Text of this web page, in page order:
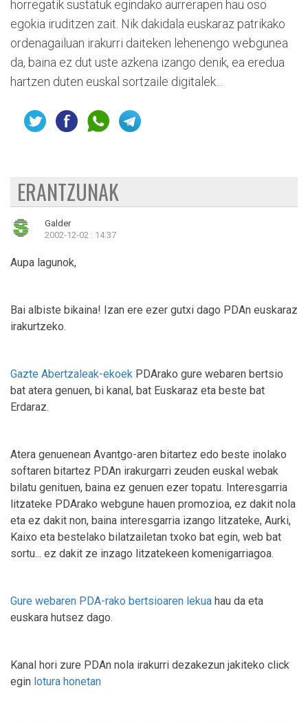
horregatik sustatuk egindako aurrerapen hau oso
egokia iruditzen zait. Nik dakidala euskaraz patrikako
ordenagailuan irakurri daiteken lehenengo webgunea
da, baina ez dut uste azkena izango denik, ea eredua
hartzen duten euskal sortzaile digitalek...
ERANTZUNAK
Galder
2002-12-02 : 14:37
Aupa lagunok,
Bai albiste bikaina! Izan ere ezer gutxi dago PDAn euskaraz
irakurtzeko.
Gazte Abertzaleak-ekoek PDArako gure webaren bertsio
bat atera genuen, bi kanal, bat Euskaraz eta beste bat
Erdaraz.
Atera genuenean Avantgo-aren bitartez edo beste inolako
softaren bitartez PDAn irakurgarri zeuden euskal webak
bilatu genituen, baina ez genuen ezer topatu. Interesgarria
litzateke PDArako webgune hauen promozioa, ez dakit nola
eta ez dakit non, baina interesgarria izango litzateke, Aurki,
Kaixo eta bestelako bilatzailetan txoko bat egin, web bat
sortu... ez dakit ze inzago litzatekeen komenigarriagoa.
Gure webaren PDA-rako bertsioaren lekua hau da eta
euskara hutsez dago.
Kanal hori zure PDAn nola irakurri dezakezun jakiteko click
egin lotura honetan